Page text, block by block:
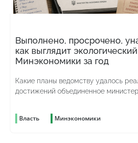
Выполнено, просрочено,
как выглядит
Минэкономики за год
Какие планы ведомству удалось
достижений объединенное
Власть Минэкономики